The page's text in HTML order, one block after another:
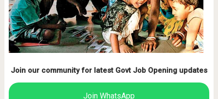
Join our community for latest Govt Job Opening updates
Join WhatsApp